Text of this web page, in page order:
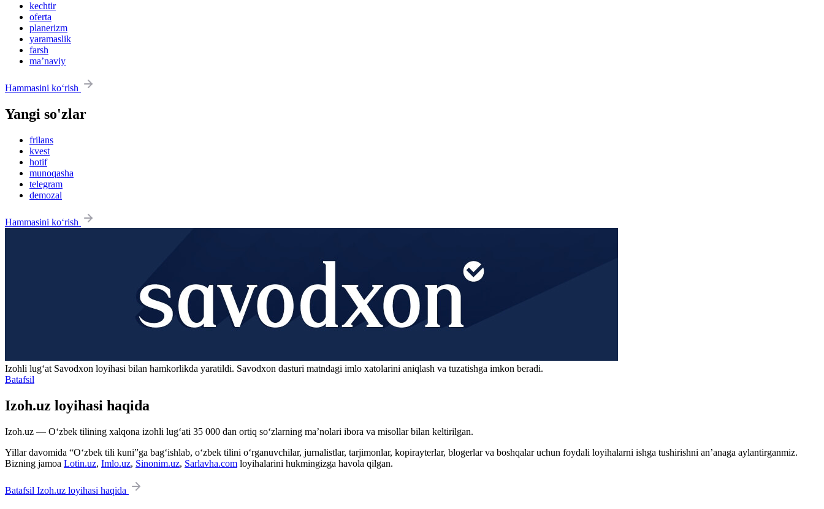
kechtir
oferta
planerizm
yaramaslik
farsh
maʼnaviy
Hammasini ko‘rish
Yangi so'zlar
frilans
kvest
hotif
munoqasha
telegram
demozal
Hammasini ko‘rish
Izohli lugʻat Savodxon loyihasi bilan hamkorlikda yaratildi. Savodxon dasturi matndagi imlo xatolarini aniqlash va tuzatishga imkon beradi.
Batafsil
Izoh.uz loyihasi haqida
Izoh.uz — O‘zbek tilining xalqona izohli lug‘ati 35 000 dan ortiq so‘zlarning ma’nolari ibora va misollar bilan keltirilgan.
Yillar davomida “O‘zbek tili kuni”ga bag‘ishlab, o‘zbek tilini o‘rganuvchilar, jurnalistlar, tarjimonlar, kopirayterlar, blogerlar va boshqalar uchun foydali loyihalarni ishga tushirishni an’anaga aylantirganmiz.
Bizning jamoa Lotin.uz, Imlo.uz, Sinonim.uz, Sarlavha.com loyihalarini hukmingizga havola qilgan.
Batafsil Izoh.uz loyihasi haqida